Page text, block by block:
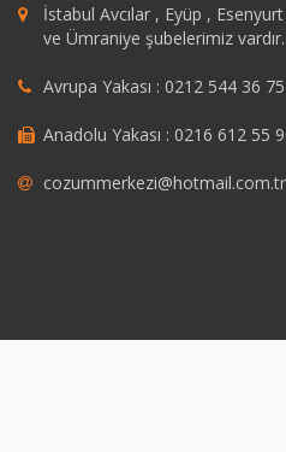
İstabul Avcılar , Eyüp ,
ve Ümraniye şubelerimiz vardır.
Avrupa Yakası : 0212 544 36 75
Anadolu Yakası : 0216 612 55
cozummerkezi@hotmail.com.tr